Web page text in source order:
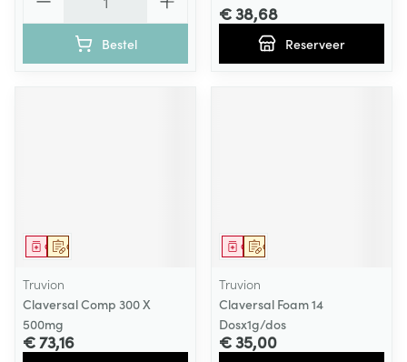
Bestel
€ 38,68
Reserveer
Op voorschrift
Geneesmiddel
Truvion
Claversal Comp 300 X
500mg
€ 73,16
Op voorschrift
Geneesmiddel
Truvion
Claversal Foam 14
Dosx1g/dos
€ 35,00